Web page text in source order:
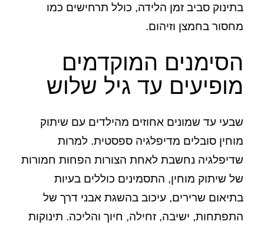
בתינוק סביב זמן הלידה, כולל תרחישים כמו
מחסור בחמצן וזיהום.
הסימנים המוקדמים
מופיעים עד גיל שלוש
שבעי עד שמונים אחוזים מהילדים עם שיתוק
מוחין סובלים מדיפלגיה ספסטית. למרות
שדיפלגיה נחשבת לאחת הצורות הפחות חמורות
של שיתוק מוחין, התסמינים כוללים בעיות
בתיאום שרירים, עיכוב בהשגת אבני דרך של
התפתחות, ישיבה, זחילה, חיוך והליכה. תינוקות